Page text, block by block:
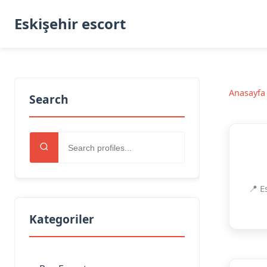
Eskişehir escort
Search
Kategoriler
Anasayfa
📍